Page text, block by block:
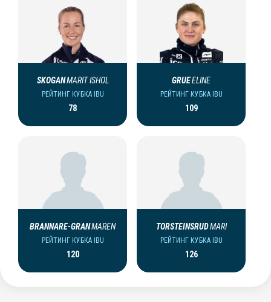
SKOGANMARIT ISHOL
РЕЙТИНГ КУБКА IBU
78
GRUEELINE
РЕЙТИНГ КУБКА IBU
109
BRANNARE-GRANMAREN
РЕЙТИНГ КУБКА IBU
120
TORSTEINSRUDMARI
РЕЙТИНГ КУБКА IBU
126